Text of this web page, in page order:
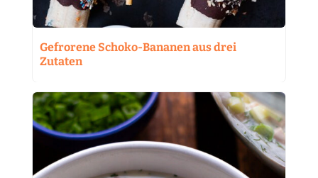
Gefrorene Schoko-Bananen aus drei
Zutaten